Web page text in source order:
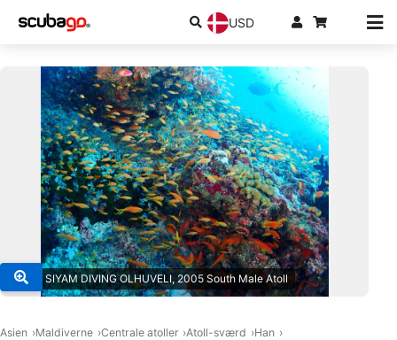
USD
© SUN SIYAM DIVING OLHUVELI, 2005 South Male Atoll
Asien Maldiverne Centrale atoller Atoll-sværd
Han